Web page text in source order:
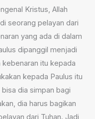
Kristus, Allah
seorang pelayan dari
yang ada di dalam
dipanggil menjadi
itu kepada
kepada Paulus itu
dia simpan bagi
dia harus bagikan
dari Tuhan. Jadi